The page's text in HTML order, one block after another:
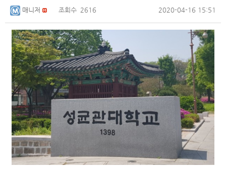
매니저 조회수 2616 2020-04-16 15:51